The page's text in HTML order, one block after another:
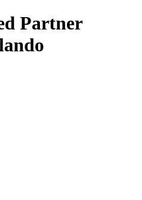
Partner